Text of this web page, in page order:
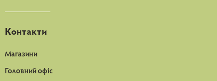
Контакти
Магазини
Головний офіс